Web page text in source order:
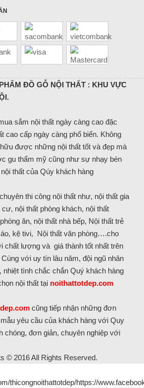
ĐỒ GỖ NỘI THẤT : KHU VỰC
sắm nội thất ngày càng cao đặc
cao cấp ngày càng phổ biến. Không
được những nội thất tốt và đẹp mà
gu thẩm mỹ cũng như sự nhạy bén
thất của Qúy khách hàng
chuyên thi công nội thất như, nội thất gia
nội thất phòng khách, nội thất
ăn, nội thất nhà bếp, Nội thất trẻ
kệ tivi, Nội thất văn phòng….cho
chất lượng và giá thành tốt nhất trên
với uy tín lâu năm, đội ngũ nhân
nhiệt tình chắc chắn Quý khách hàng
nội thất tại noithattotdep.com
cũng tiếp nhận những đơn
yêu cầu của khách hàng với Quy
chóng, đơn giản, chuyên nghiệp với
© 2016 All Rights Reserved.
thicongnoithattotdep/https://